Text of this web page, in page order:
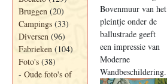
Bruggen (20)
Campings (33)
Diversen (96)
Fabrieken (104)
Foto's (38)
- Oude foto's of
Bovenmuur van het
pleintje onder de
ballustrade geeft
een impressie van
Moderne
Wandbeschildering.